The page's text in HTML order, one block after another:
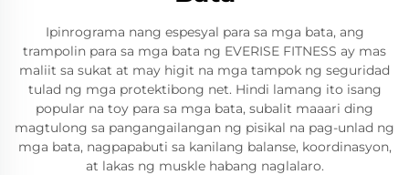
Ipinrograma nang espesyal para sa mga bata, ang
trampolin para sa mga bata ng EVERISE FITNESS ay mas
maliit sa sukat at may higit na mga tampok ng seguridad
tulad ng mga protektibong net. Hindi lamang ito isang
popular na toy para sa mga bata, subalit maaari ding
magtulong sa pangangailangan ng pisikal na pag-unlad ng
mga bata, nagpapabuti sa kanilang balanse, koordinasyon,
at lakas ng muskle habang naglalaro.